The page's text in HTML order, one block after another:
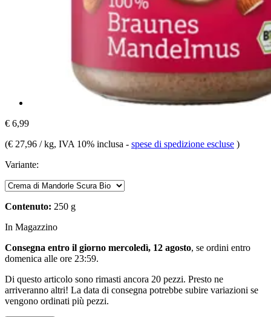
€ 6,99
(€ 27,96 / kg, IVA 10% inclusa - spese di spedizione escluse )
Variante:
Contenuto: 250 g
In Magazzino
Consegna entro il giorno mercoledì, 12 agosto, se ordini entro
domenica alle ore 23:59.
Di questo articolo sono rimasti ancora 20 pezzi. Presto ne
arriveranno altri! La data di consegna potrebbe subire variazioni se
vengono ordinati più pezzi.